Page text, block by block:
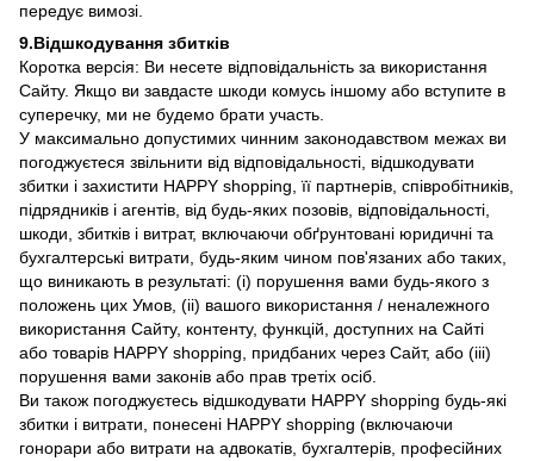
передує вимозі.
9.Відшкодування збитків
Коротка версія: Ви несете відповідальність за використання
Сайту. Якщо ви завдасте шкоди комусь іншому або вступите в
суперечку, ми не будемо брати участь.
У максимально допустимих чинним законодавством межах ви
погоджуєтеся звільнити від відповідальності, відшкодувати
збитки і захистити HAPPY shopping, її партнерів, співробітників,
підрядників і агентів, від будь-яких позовів, відповідальності,
шкоди, збитків і витрат, включаючи обґрунтовані юридичні та
бухгалтерські витрати, будь-яким чином пов'язаних або таких,
що виникають в результаті: (i) порушення вами будь-якого з
положень цих Умов, (ii) вашого використання / неналежного
використання Сайту, контенту, функцій, доступних на Сайті
або товарів HAPPY shopping, придбаних через Сайт, або (iii)
порушення вами законів або прав третіх осіб.
Ви також погоджуєтесь відшкодувати HAPPY shopping будь-які
збитки і витрати, понесені HAPPY shopping (включаючи
гонорари або витрати на адвокатів, бухгалтерів, професійних